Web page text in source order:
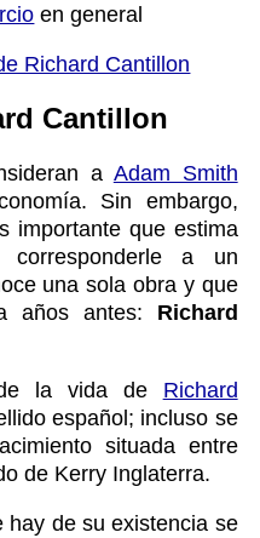
en general
Richard Cantillon
Cantillon
a Adam Smith
Sin embargo,
importante que estima
a un
una sola obra y que
años antes: Richard
la vida de Richard
español; incluso se
situada entre
de Kerry Inglaterra.
hay de su existencia se